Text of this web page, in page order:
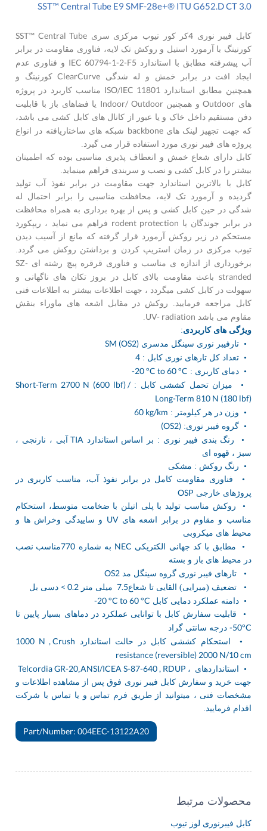
SST™ Central Tube E9 SMF-28e+® ITU G652.D CT 3.0
کابل فیبر نوری 4کر کور تیوب مرکزی سری SST™ Central Tube
کورنینگ با آرمورد استیل و روکش تک لایه، فناوری مقاومت در برابر
آب پیشرفته مطابق با استاندارد IEC 60794-1-2-F5 و فناوری عدم
ایجاد افت در برابر خمش و له شدگی ClearCurveکورنینگ و
همچنین مطابق استاندارد ISO/IEC 11801 مناسب کاربرد در پروژه
های Outdoorو همچنینIndoor/ Outdoor یا فضاهای باز با قابلیت
دفن مستقیم داخل خاک و یا عبور از کانال های کابل کشی می باشد،
که جهت تجهیز لینک هایbackbone شبکه های ساختاریافته در انواع
پروژه های فیبر نوری مورد استفاده قرار می گیرد.
کابل دارای شعاع خمش و انعطاف پذیری مناسبی بوده که اطمینان
بیشتر را در کابل کشی و نصب و سربندی فراهم مینماید.
کابل با بالاترین استاندارد جهت مقاومت در برابر نفوذ آب تولید
گردیده و آرمورد تک لایه، محافظت مناسبی را برابر احتمال له
شدگی در حین کابل کشی و پس از بهره برداری به همراه محافظت
در برابر جوندگان یا rodent protection فراهم می نماید ، ریپکورد
مستحکم در زیر روکش آرمورد قرار گرفته که مانع از آسیب دیدن
تیوب مرکزی در زمان استریپ کردن و برداشتن روکش می گردد.
برخورداری از اندازه ی مناسب و فناوری قرقره پیچ رشته ای SZ-
stranded باعث مقاومت بالای کابل در بروز تکان های ناگهانی و
سهولت در کابل کشی میگردد ، جهت اطلاعات بیشتر به اطلاعات فنی
کابل مراجعه فرمایید. روکش در مقابل اشعه های ماوراء بنقش
مقاوم می باشد UV- radiation
.
ویژگی های کاربردی:
• تارفیبر نوری سینگل مدسریSM (OS2)
• تعداد کل تارهای نوری کابل :4
• دمای کاربری : -20 °C to 60 °C
• میزان تحمل کششی کابل :Short-Term 2700 N (600 lbf) /
Long-Term 810 N (180 lbf)
• وزن در هر کیلومتر : 60 kg/km
• گروه فیبر نوری:(OS2)
• رنگ بندی فیبر نوری : بر اساس استانداردTIA آبی ، نارنجی ،
سبز ، قهوه ای
• رنگ روکش : مشکی
• فناوری مقاومت کامل در برابر نفوذ آب، مناسب کاربری در
پروژهای خارجی OSP
• روکش مناسب تولید با پلی اتیلن با ضخامت متوسط، استحکام
مناسب و مقاوم در برابر اشعه هایUV و ساییدگی وخراش ها و
محیط های میکروبی
• مطابق با کد جهانی الکتریکی NEC به شماره 770مناسب نصب
در محیط های باز و بسته
• تارهای فیبر نوری گروه سینگل مدOS2
• تضعیف (میرایی) القایی تا شعاع7.5 میلی متر< 0.2 دسی بل
• دامنه عملکرد دمایی کابل -20 °C to 60 °C
• قابلیت سفارش کابل با توانایی عملکرد در دماهای بسیار پایین تا
-50°C درجه سانتی گراد
• استحکام کششی کابل در حالت استاندارد 1000 N , Crush
resistance (reversible) 2000 N/10 cm
• استانداردهای ANSI/ICEA S-87-640 , RDUP ،,
Telcordia GR-20
جهت خرید و سفارش کابل فیبر نوری فوق پس از مشاهده اطلاعات و
مشخصات فنی ، میتوانید از طریق فرم تماس و یا تماس با شرکت
اقدام فرمایید.
Part/Number: 004EEC-13122A20
محصولات مرتبط
کابل فیبرنوری لوز تیوب